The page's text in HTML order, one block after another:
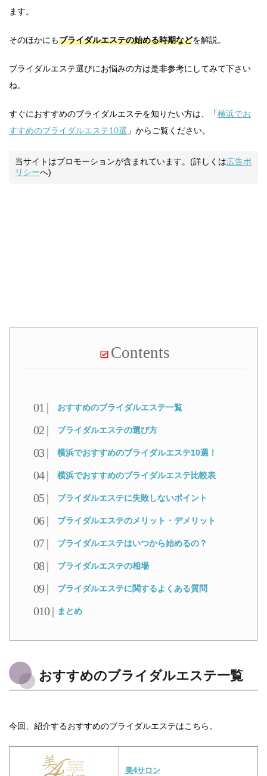
ます。
そのほかにもブライダルエステの始める時期などを解説。
ブライダルエステ選びにお悩みの方は是非参考にしてみて下さい
ね。
すぐにおすすめのブライダルエステを知りたい方は、「横浜でお
すすめのブライダルエステ10選 」からご覧ください。
当サイトはプロモーションが含まれています。(詳しくは広告ポ
リシーへ)
Contents
おすすめのブライダルエステ一覧
ブライダルエステの選び方
横浜でおすすめのブライダルエステ10選！
横浜でおすすめのブライダルエステ比較表
ブライダルエステに失敗しないポイント
ブライダルエステのメリット・デメリット
ブライダルエステはいつから始めるの？
ブライダルエステの相場
ブライダルエステに関するよくある質問
まとめ
おすすめのブライダルエステ一覧
今回、紹介するおすすめのブライダルエステはこちら。
美4サロン